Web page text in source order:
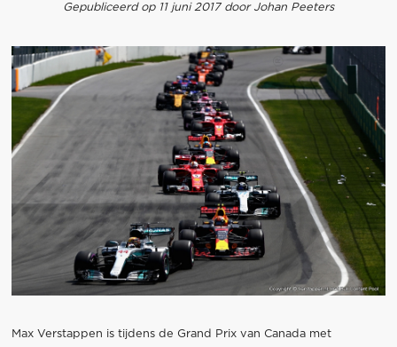
Gepubliceerd op 11 juni 2017 door Johan Peeters
Max Verstappen is tijdens de Grand Prix van Canada met